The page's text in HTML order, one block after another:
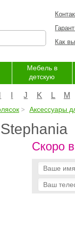
Как
Мебель в
детскую
J K L M
Аксессуары
Скоро